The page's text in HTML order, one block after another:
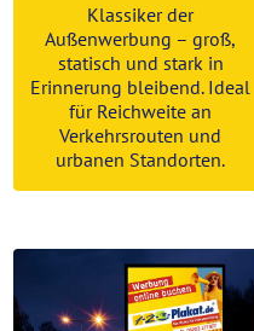
Klassiker der
Außenwerbung – groß,
statisch und stark in
Erinnerung bleibend. Ideal
für Reichweite an
Verkehrsrouten und
urbanen Standorten.